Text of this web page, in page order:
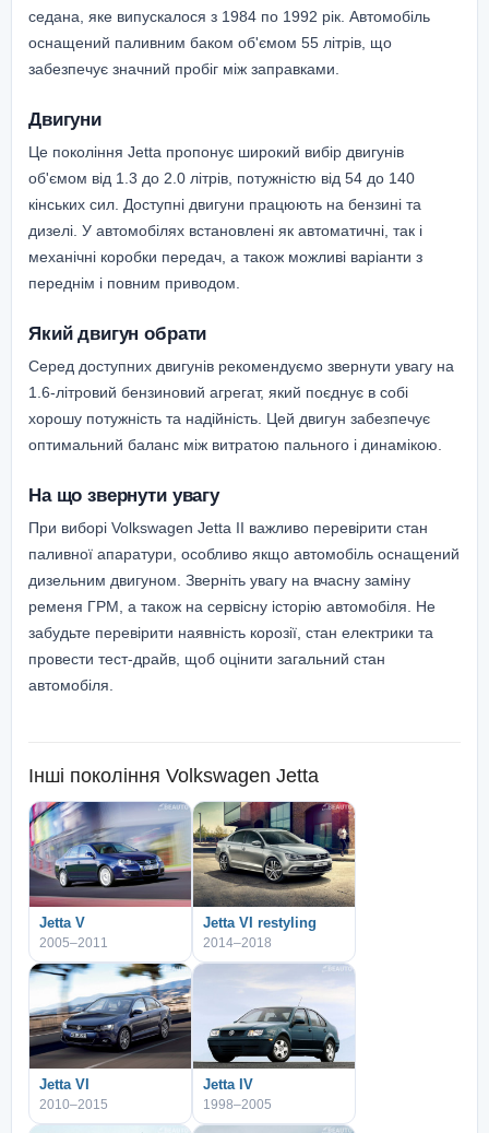
седана, яке випускалося з 1984 по 1992 рік. Автомобіль
оснащений паливним баком об'ємом 55 літрів, що
забезпечує значний пробіг між заправками.
Двигуни
Це покоління Jetta пропонує широкий вибір двигунів
об'ємом від 1.3 до 2.0 літрів, потужністю від 54 до 140
кінських сил. Доступні двигуни працюють на бензині та
дизелі. У автомобілях встановлені як автоматичні, так і
механічні коробки передач, а також можливі варіанти з
переднім і повним приводом.
Який двигун обрати
Серед доступних двигунів рекомендуємо звернути увагу на
1.6-літровий бензиновий агрегат, який поєднує в собі
хорошу потужність та надійність. Цей двигун забезпечує
оптимальний баланс між витратою пального і динамікою.
На що звернути увагу
При виборі Volkswagen Jetta II важливо перевірити стан
паливної апаратури, особливо якщо автомобіль оснащений
дизельним двигуном. Зверніть увагу на вчасну заміну
ременя ГРМ, а також на сервісну історію автомобіля. Не
забудьте перевірити наявність корозії, стан електрики та
провести тест-драйв, щоб оцінити загальний стан
автомобіля.
Інші покоління Volkswagen Jetta
Jetta V
2005–2011
Jetta VI restyling
2014–2018
Jetta VI
2010–2015
Jetta IV
1998–2005